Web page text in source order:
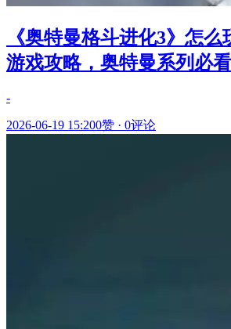
《奥特曼格斗进化3》怎
游戏攻略，奥特曼系列必
-
2026-06-19 15:200赞 · 0评论